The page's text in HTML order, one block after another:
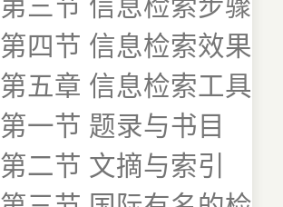
第三节 信息检索步骤
第四节 信息检索效果
第五章 信息检索工具
第一节 题录与书目
第二节 文摘与索引